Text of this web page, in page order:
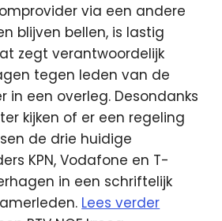
via een andere
blijven bellen, is lastig
zegt verantwoordelijk
tegen leden van de
in een overleg. Desondanks
kijken of er een regeling
de drie huidige
KPN, Vodafone en T-
in een schriftelijk
Lees verder